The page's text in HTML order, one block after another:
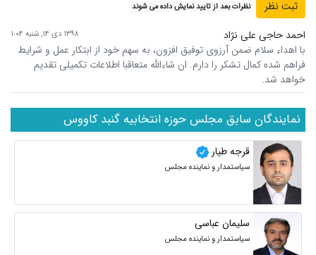
نظرات بعد از تایید نمایش داده می شوند
احمد حاجی علی نژاد ۱۳۹۸ دی ۱۴, شنبه ۱:۰۴
با اهداء سلام ضمن آرزوی توفیق افزون، به سهم خود از ابتکار عمل و شرایط
فراهم شده کمال تشکر را دارم. ان شاءالله متعاقبا اطلاعات تکمیلی تقدیم
خواهد شد.
نمایندگان سابق مجلس حوزه انتخابیه گنبد کاووس
قرجه طیار
سیاستمدار و نماینده مجلس
سلیمان عباسی
سیاستمدار و نماینده مجلس